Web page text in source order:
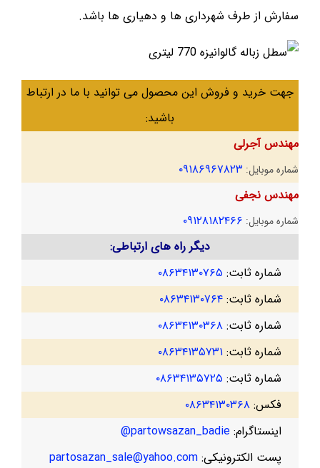
سفارش از طرف شهرداری ها و دهیاری ها باشد.
جهت خرید و فروش این محصول می توانید با ما در ارتباط
باشید:
مهندس آجرلی
شماره موبایل: ۰۹۱۸۶۹۶۷۸۲۳
مهندس نجفی
شماره موبایل: ۰۹۱۲۸۱۸۲۴۶۶
دیگر راه های ارتباطی:
شماره ثابت: ۰۸۶۳۴۱۳۰۷۶۵
شماره ثابت: ۰۸۶۳۴۱۳۰۷۶۴
شماره ثابت: ۰۸۶۳۴۱۳۰۳۶۸
شماره ثابت: ۰۸۶۳۴۱۳۵۷۳۱
شماره ثابت: ۰۸۶۳۴۱۳۵۷۲۵
فکس: ۰۸۶۳۴۱۳۰۳۶۸
اینستاگرام: partowsazan_badie@
پست الکترونیکی: partosazan_sale@yahoo.com